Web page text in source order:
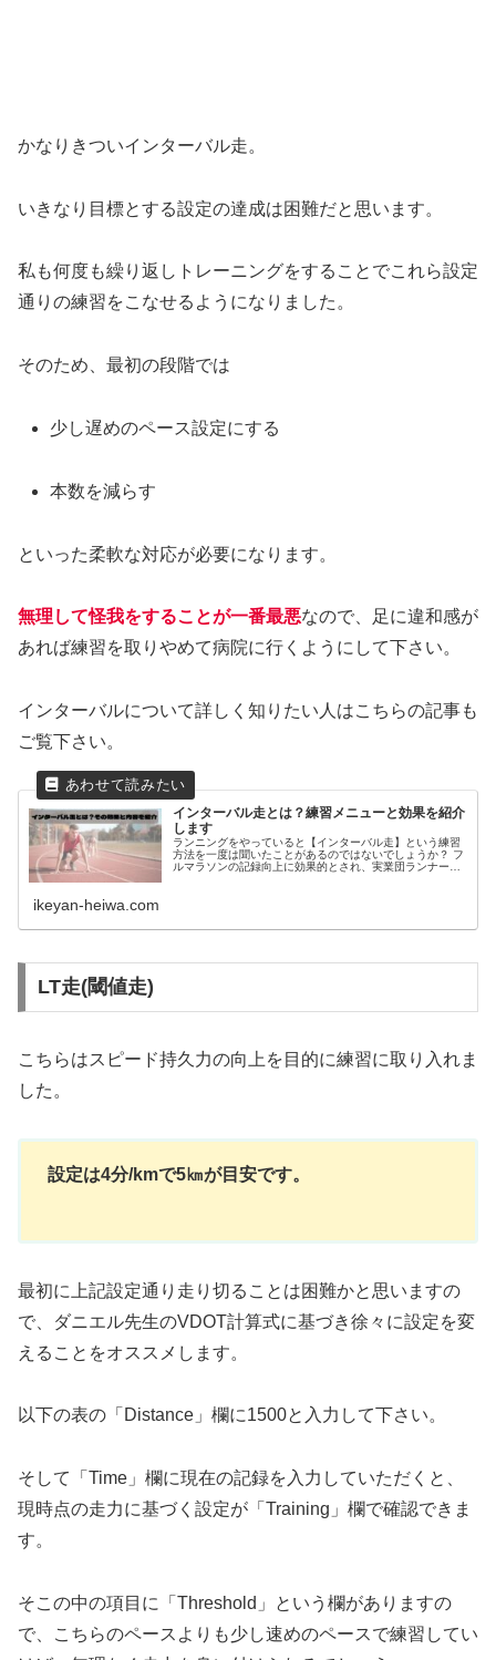
かなりきついインターバル走。
いきなり目標とする設定の達成は困難だと思います。
私も何度も繰り返しトレーニングをすることでこれら設定
通りの練習をこなせるようになりました。
そのため、最初の段階では
少し遅めのペース設定にする
本数を減らす
といった柔軟な対応が必要になります。
無理して怪我をすることが一番最悪なので、足に違和感が
あれば練習を取りやめて病院に行くようにして下さい。
インターバルについて詳しく知りたい人はこちらの記事も
ご覧下さい。
インターバル走とは？練習メニューと効果を紹介
します
ランニングをやっていると【インターバル走】という練習
方法を一度は聞いたことがあるのではないでしょうか？ フ
ルマラソンの記録向上に効果的とされ、実業団ランナーか
ikeyan-heiwa.com
LT走(閾値走)
こちらはスピード持久力の向上を目的に練習に取り入れま
した。
設定は4分/kmで5㎞が目安です。
最初に上記設定通り走り切ることは困難かと思いますの
で、ダニエル先生のVDOT計算式に基づき徐々に設定を変
えることをオススメします。
以下の表の「Distance」欄に1500と入力して下さい。
そして「Time」欄に現在の記録を入力していただくと、
現時点の走力に基づく設定が「Training」欄で確認できま
す。
そこの中の項目に「Threshold」という欄がありますの
で、こちらのペースよりも少し速めのペースで練習してい